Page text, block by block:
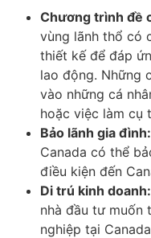
Chương trình đề
vùng lãnh thổ có
thiết kế để đáp
lao động. Những
vào những cá
hoặc việc làm cụ
Bảo lãnh gia đình:
Canada có thể
điều kiện đến
Di trú kinh doanh:
nhà đầu tư muốn
nghiệp tại